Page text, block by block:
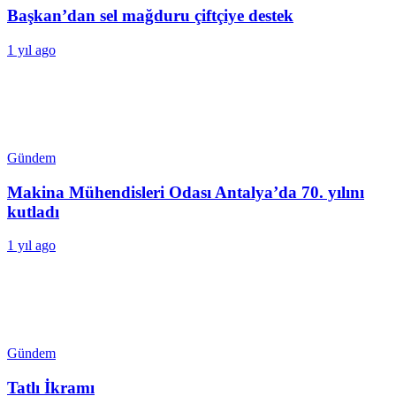
Başkan’dan sel mağduru çiftçiye destek
1 yıl ago
Gündem
Makina Mühendisleri Odası Antalya’da 70. yılını
kutladı
1 yıl ago
Gündem
Tatlı İkramı